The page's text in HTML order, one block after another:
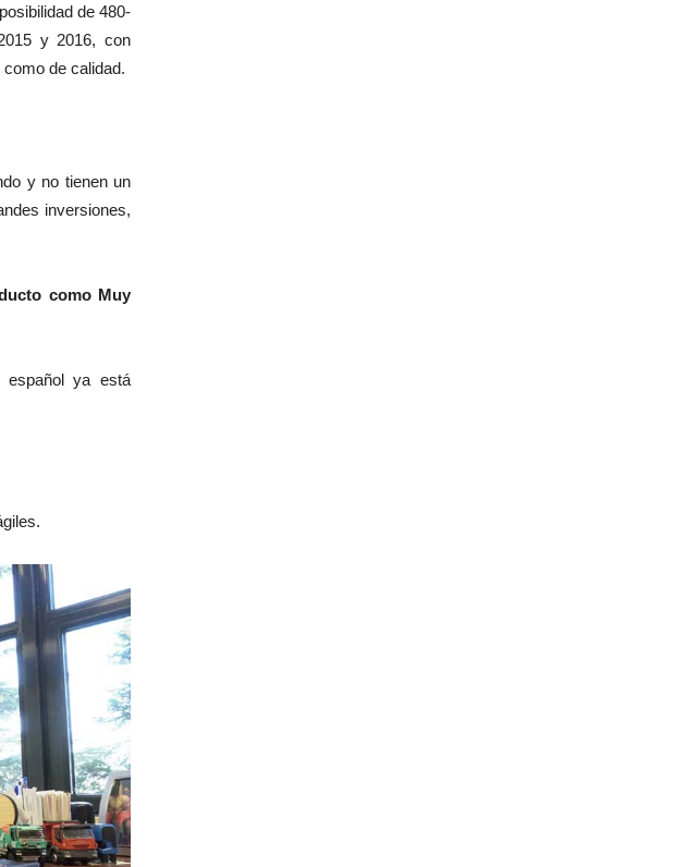
de 480-
y 2016, con
de calidad.
y no tienen un
inversiones,
como Muy
español ya está